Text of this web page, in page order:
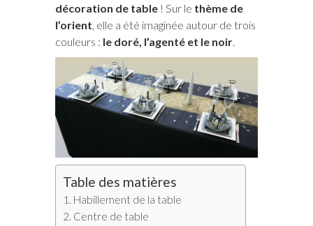
décoration de table ! Sur le thème de
l’orient, elle a été imaginée autour de trois
couleurs : le doré, l’agenté et le noir.
Table des matières
Habillement de la table
Centre de table